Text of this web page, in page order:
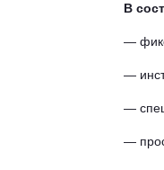
В
—
—
—
—